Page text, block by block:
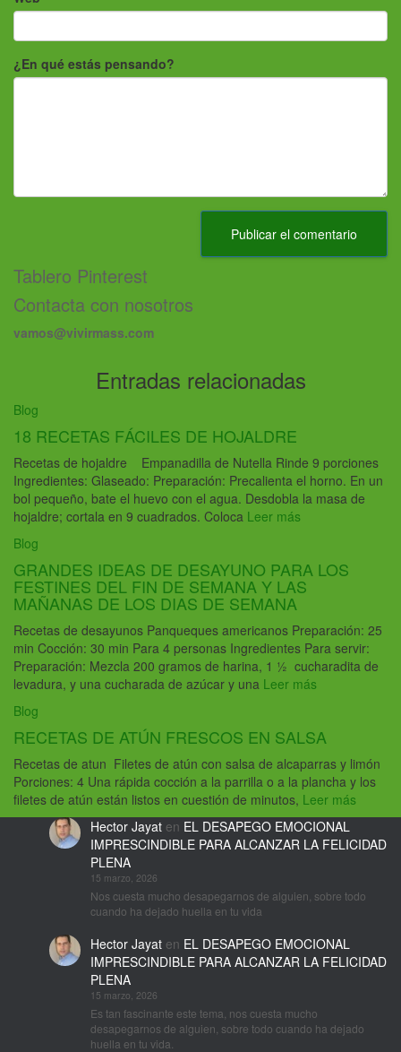
¿En qué estás pensando?
Tablero Pinterest
Contacta con nosotros
vamos@vivirmass.com
Entradas relacionadas
Blog
18 RECETAS FÁCILES DE HOJALDRE
Recetas de hojaldre Empanadilla de Nutella Rinde 9 porciones
Ingredientes: Glaseado: Preparación: Precalienta el horno. En un
bol pequeño, bate el huevo con el agua. Desdobla la masa de
hojaldre; cortala en 9 cuadrados. Coloca Leer más
Blog
GRANDES IDEAS DE DESAYUNO PARA LOS
FESTINES DEL FIN DE SEMANA Y LAS
MAÑANAS DE LOS DIAS DE SEMANA
Recetas de desayunos Panqueques americanos Preparación: 25
min Cocción: 30 min Para 4 personas Ingredientes Para servir:
Preparación: Mezcla 200 gramos de harina, 1 ½ cucharadita de
levadura, y una cucharada de azúcar y una Leer más
Blog
RECETAS DE ATÚN FRESCOS EN SALSA
Recetas de atun Filetes de atún con salsa de alcaparras y limón
Porciones: 4 Una rápida cocción a la parrilla o a la plancha y los
filetes de atún están listos en cuestión de minutos, Leer más
Hector Jayaten EL DESAPEGO EMOCIONAL
IMPRESCINDIBLE PARA ALCANZAR LA FELICIDAD
PLENA
15 marzo, 2026
Nos cuesta mucho desapegarnos de alguien, sobre todo
cuando ha dejado huella en tu vida
Hector Jayaten EL DESAPEGO EMOCIONAL
IMPRESCINDIBLE PARA ALCANZAR LA FELICIDAD
PLENA
15 marzo, 2026
Es tan fascinante este tema, nos cuesta mucho
desapegarnos de alguien, sobre todo cuando ha dejado
huella en tu vida.